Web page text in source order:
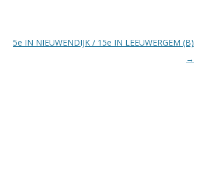
5e IN NIEUWENDIJK / 15e IN LEEUWERGEM (B)
→